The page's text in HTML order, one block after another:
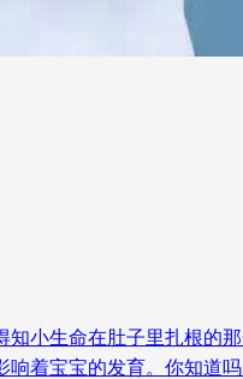
小生命在肚子里扎根的
着宝宝的发育。你知道